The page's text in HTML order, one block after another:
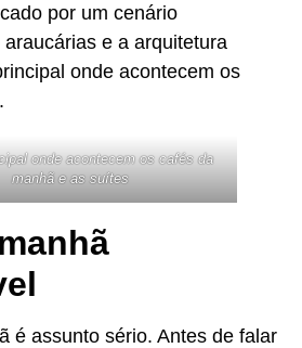
por um cenário
e a arquitetura
onde acontecem os
onde acontecem os cafés da
manhã e as suítes
é assunto sério. Antes de falar